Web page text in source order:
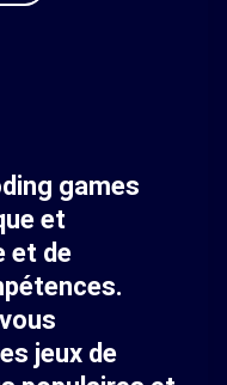
games
et
et de
jeux de